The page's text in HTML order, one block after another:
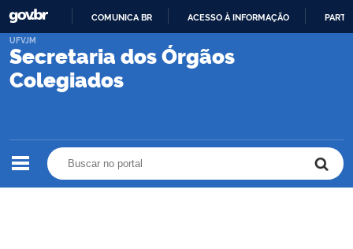
PARA
COMUNICA BR ACESSO À INFORMAÇÃO
Secretaria dos Órgãos
Colegiados
UFVJM